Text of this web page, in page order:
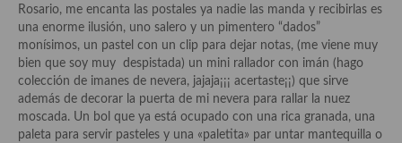
Entrantes
Gazpachos, salmorejos, sopas y cremas frías
Quínoa
Pasta
Rosario, me encanta las postales ya nadie las manda y recibirlas es
una enorme ilusión, uno salero y un pimentero “dados”
monísimos, un pastel con un clip para dejar notas, (me viene muy
bien que soy muy despistada) un mini rallador con imán (hago
colección de imanes de nevera, jajaja¡¡¡ acertaste¡¡) que sirve
además de decorar la puerta de mi nevera para rallar la nuez
moscada. Un bol que ya está ocupado con una rica granada, una
paleta para servir pasteles y una «paletita» par untar mantequilla o